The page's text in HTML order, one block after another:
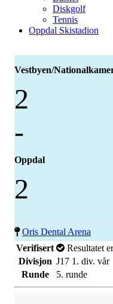
Diskgolf
Tennis
Oppdal Skistadion
Vestbyen/
2
-
Oppdal
2
Oris Dental Arena
Verifisert
Resultatet
Divisjon J17 1. div. vår
Runde
5. runde